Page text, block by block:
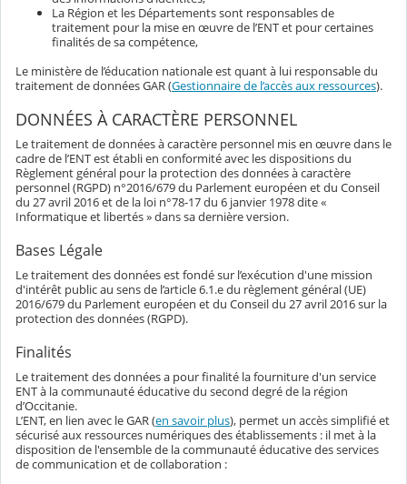
La Région et les Départements sont responsables de
traitement pour la mise en œuvre de l’ENT et pour certaines
finalités de sa compétence,
Le ministère de l’éducation nationale est quant à lui responsable du
traitement de données GAR (Gestionnaire de l’accès aux ressources).
DONNÉES À CARACTÈRE PERSONNEL
Le traitement de données à caractère personnel mis en œuvre dans le
cadre de l’ENT est établi en conformité avec les dispositions du
Règlement général pour la protection des données à caractère
personnel (RGPD) n°2016/679 du Parlement européen et du Conseil
du 27 avril 2016 et de la loi n°78-17 du 6 janvier 1978 dite «
Informatique et libertés » dans sa dernière version.
Bases Légale
Le traitement des données est fondé sur l’exécution d'une mission
d'intérêt public au sens de l’article 6.1.e du règlement général (UE)
2016/679 du Parlement européen et du Conseil du 27 avril 2016 sur la
protection des données (RGPD).
Finalités
Le traitement des données a pour finalité la fourniture d'un service
ENT à la communauté éducative du second degré de la région
d’Occitanie.
L’ENT, en lien avec le GAR (en savoir plus), permet un accès simplifié et
sécurisé aux ressources numériques des établissements : il met à la
disposition de l'ensemble de la communauté éducative des services
de communication et de collaboration :